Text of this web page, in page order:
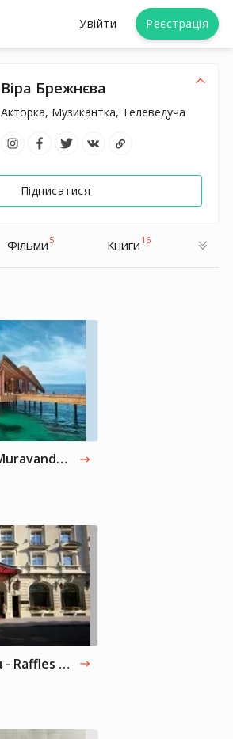
Увійти Реєстрація
Віра Брежнєва
Акторка, Музикантка, Телеведуча
Підписатися
Фільми 5 Книги 16
JOALI MALDIVES (Muravandhoo)
Le Royal Monceau - Raffles Paris 5*, Париж